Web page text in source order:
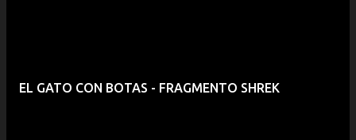
EL GATO CON BOTAS - FRAGMENTO SHREK